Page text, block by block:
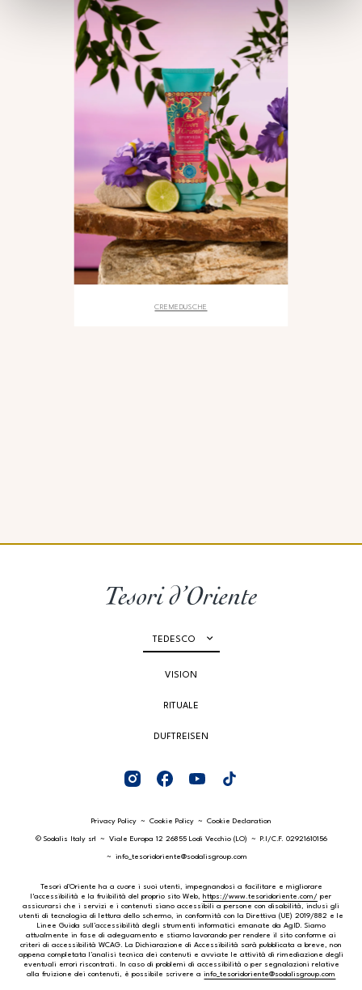
CREMEDUSCHE
TEDESCO
VISION
RITUALE
DUFTREISEN
Privacy Policy Cookie Policy Cookie Declaration
© Sodalis Italy srl Viale Europa 12 26855 Lodi Vecchio (LO) P.I/C.F. 02921610156
info_tesoridoriente@sodalisgroup.com
Tesori d’Oriente ha a cuore i suoi utenti, impegnandosi a facilitare e migliorare
l'accessibilità e la fruibilità del proprio sito Web, https://www.tesoridoriente.com/ per
assicurarsi che i servizi e i contenuti siano accessibili a persone con disabilità, inclusi gli
utenti di tecnologia di lettura dello schermo, in conformità con la Direttiva (UE) 2019/882 e le
Linee Guida sull’accessibilità degli strumenti informatici emanate da AgID. Siamo
attualmente in fase di adeguamento e stiamo lavorando per rendere il sito conforme ai
criteri di accessibilità WCAG. La Dichiarazione di Accessibilità sarà pubblicata a breve, non
appena completata l’analisi tecnica dei contenuti e avviate le attività di rimediazione degli
eventuali errori riscontrati. In caso di problemi di accessibilità o per segnalazioni relative
alla fruizione dei contenuti, è possibile scrivere a info_tesoridoriente@sodalisgroup.com